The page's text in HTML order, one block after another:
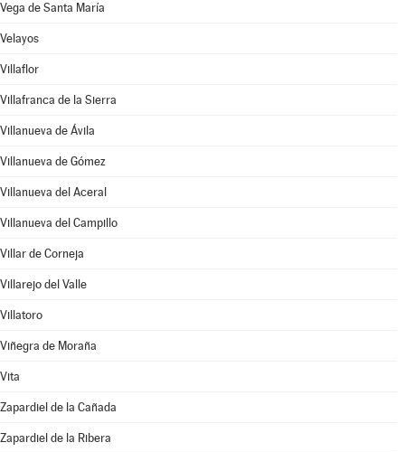
Vega de Santa María
Velayos
Villaflor
Villafranca de la Sierra
Villanueva de Ávila
Villanueva de Gómez
Villanueva del Aceral
Villanueva del Campillo
Villar de Corneja
Villarejo del Valle
Villatoro
Viñegra de Moraña
Vita
Zapardiel de la Cañada
Zapardiel de la Ribera